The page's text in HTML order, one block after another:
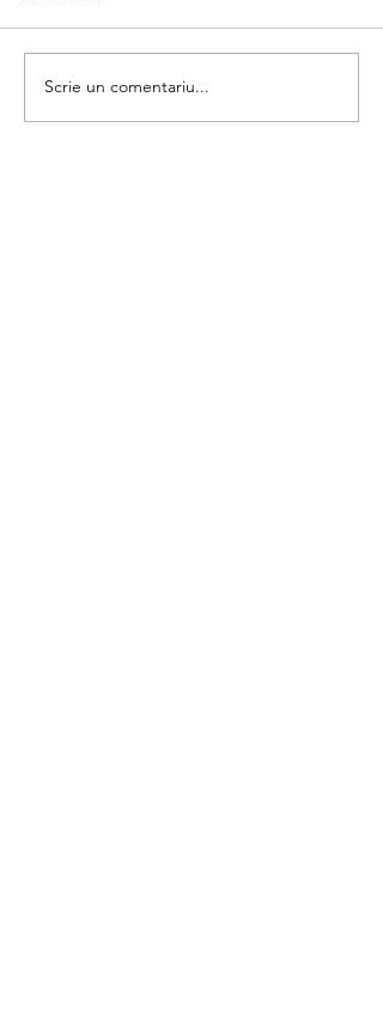
Matematica din umbră
Scrie un comentariu...